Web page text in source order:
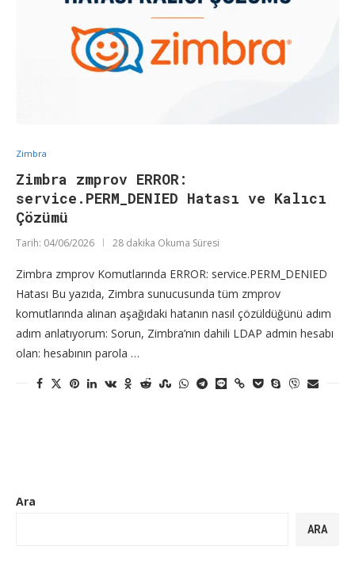
Zimbra
Zimbra zmprov ERROR:
service.PERM_DENIED Hatası ve Kalıcı
Çözümü
Tarih: 04/06/2026 28 dakika Okuma Süresi
Zimbra zmprov Komutlarında ERROR: service.PERM_DENIED
Hatası Bu yazıda, Zimbra sunucusunda tüm zmprov
komutlarında alınan aşağıdaki hatanın nasıl çözüldüğünü adım
adım anlatıyorum: Sorun, Zimbra’nın dahili LDAP admin hesabı
olan: hesabının parola …
Ara
ARA